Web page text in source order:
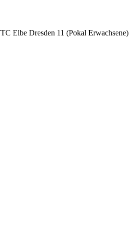
Elbe Dresden 11 (Pokal Erwachsene)